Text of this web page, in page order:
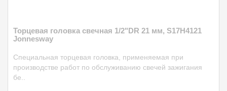
Торцевая головка свечная 1/2"DR 21 мм, S17H4121
Jonnesway
Специальная торцевая головка, применяемая при
производстве работ по обслуживанию свечей зажигания
бе..